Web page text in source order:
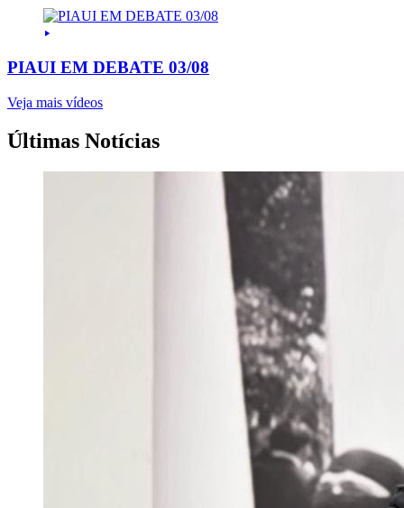
PIAUI EM DEBATE 03/08
Veja mais vídeos
Últimas Notícias